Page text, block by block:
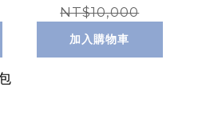
NT$10,000
加入購物車